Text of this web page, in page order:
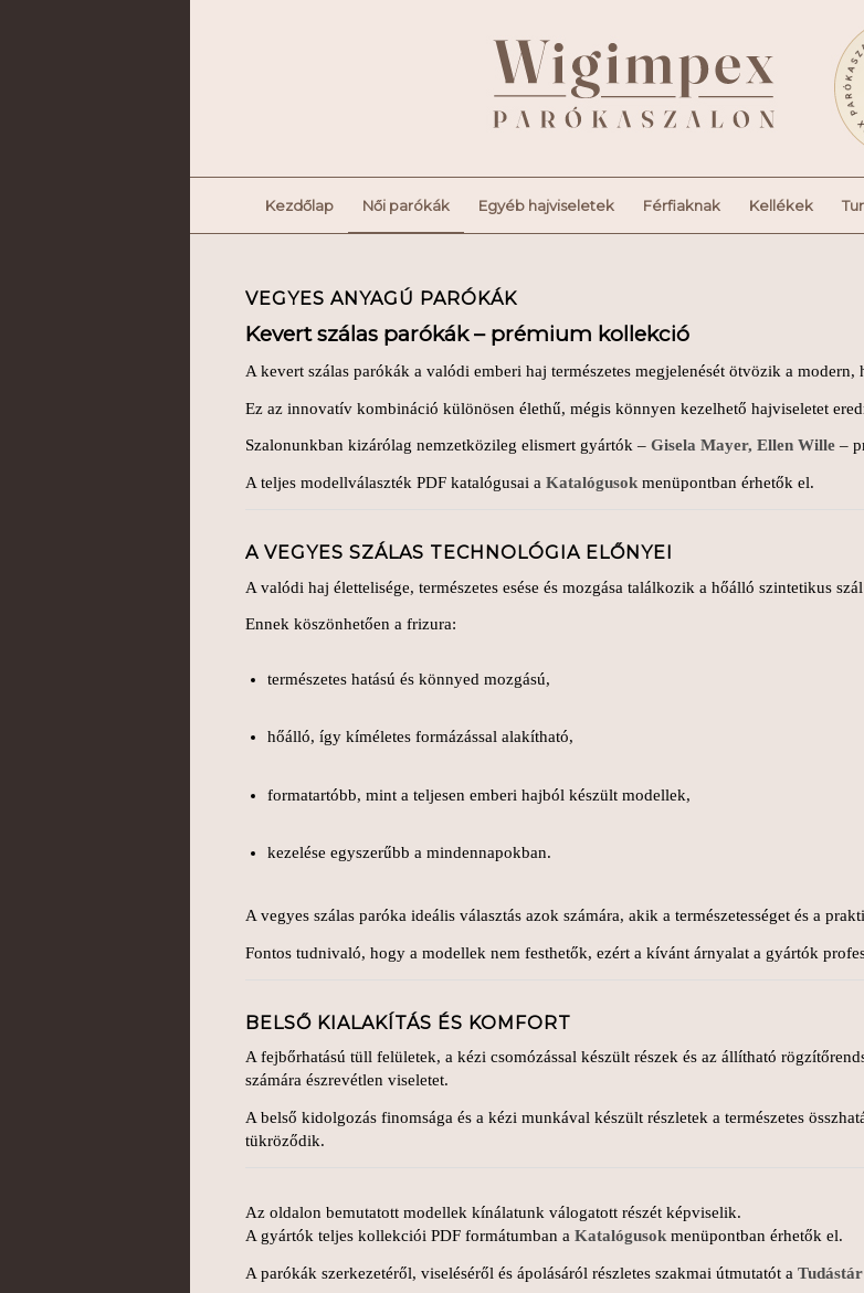
Kezdőlap Női parókák Egyéb hajviseletek Férfiaknak Kellékek
VEGYES ANYAGÚ PARÓKÁK
Kevert szálas parókák – prémium kollekció
A kevert szálas parókák a valódi emberi haj természetes megjelenését ötvözik a
Ez az innovatív kombináció különösen élethű, mégis könnyen kezelhető hajviseletet
Szalonunkban kizárólag nemzetközileg elismert gyártók – Gisela Mayer, Ellen Wille –
A teljes modellválaszték PDF katalógusai a Katalógusok menüpontban érhetők el.
A VEGYES SZÁLAS TECHNOLÓGIA ELŐNYEI
A valódi haj élettelisége, természetes esése és mozgása találkozik a hőálló szintetikus
Ennek köszönhetően a frizura:
természetes hatású és könnyed mozgású,
hőálló, így kíméletes formázással alakítható,
formatartóbb, mint a teljesen emberi hajból készült modellek,
kezelése egyszerűbb a mindennapokban.
A vegyes szálas paróka ideális választás azok számára, akik a természetességet és a
Fontos tudnivaló, hogy a modellek nem festhetők, ezért a kívánt árnyalat a gyártók
BELSŐ KIALAKÍTÁS ÉS KOMFORT
A fejbőrhatású tüll felületek, a kézi csomózással készült részek és az állítható
számára észrevétlen viseletet.
A belső kidolgozás finomsága és a kézi munkával készült részletek a természetes
tükröződik.
Az oldalon bemutatott modellek kínálatunk válogatott részét képviselik.
A gyártók teljes kollekciói PDF formátumban a Katalógusok menüpontban érhetők el.
A parókák szerkezetéről, viseléséről és ápolásáról részletes szakmai útmutatót a Tudástár